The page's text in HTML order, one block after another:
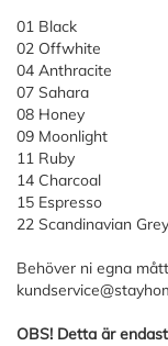
01 Black
02 Offwhite
04 Anthracite
07 Sahara
08 Honey
09 Moonlight
11 Ruby
14 Charcoal
15 Espresso
22 Scandinavian Grey
Behöver ni egna
OBS! Detta är